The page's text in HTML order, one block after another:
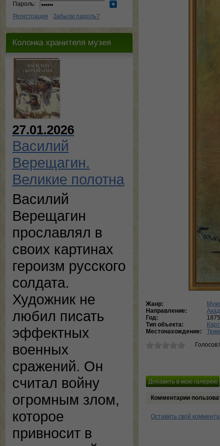
Пароль:
Регистрация
Забыли пароль?
Колонка хранителя музея
27.01.2026
Василий
Верещагин.
Великие полотна
Василий
Верещагин
прославлял в
своих картинах
героизм русского
солдата.
Художник не
любил писать
эффектных
военных
сражений. Он
считал войну
огромным злом,
которое
привносит в
Жанр:
Направление:
Год:
1875
Тип объекта:
Местонахождение:
Комментарии
Оставить свой